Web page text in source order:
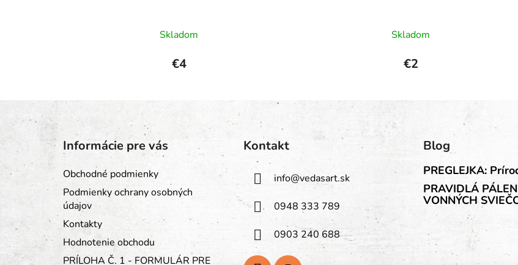
Skladom
€4
hodnotenie
produktu
hviezdičiek.
Skladom
€2
á
p
ä
t
Informácie pre vás
Obchodné podmienky
Podmienky ochrany osobných
údajov
Kontakty
Hodnotenie obchodu
PRÍLOHA Č. 1 - FORMULÁR PRE
Kontakt
info@vedasart.sk
0948 333 789
0903 240 688
Blog
PREGLEJKA:
PRAVIDLÁ
VONNÝCH